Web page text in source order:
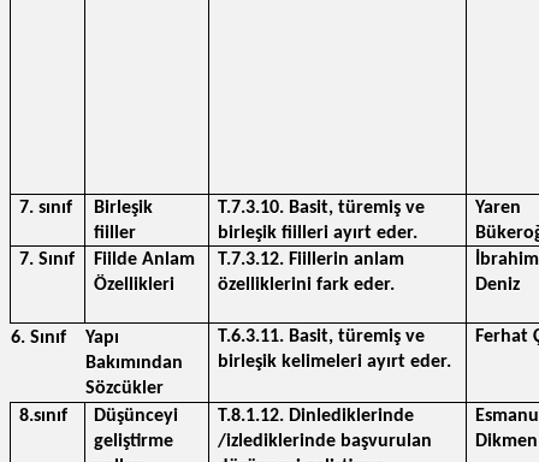
7. sınıf
Birleşik
fiiller
T.7.3.10. Basit, türemiş ve
birleşik fiilleri ayırt eder.
Yaren
7. Sınıf
Fiilde Anlam
Özellikleri
T.7.3.12. Fiillerin anlam
özelliklerini fark eder.
İbrahim
Deniz
6. Sınıf
Yapı
Bakımından
Sözcükler
T.6.3.11. Basit, türemiş ve
birleşik kelimeleri ayırt eder.
Ferhat
8.sınıf
Düşünceyi
geliştirme
T.8.1.12. Dinlediklerinde
/izlediklerinde başvurulan
Dikmen